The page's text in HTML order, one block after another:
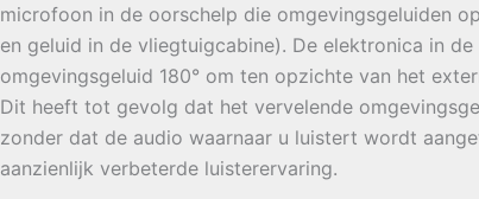
microfoon in de oorschelp die omgevingsgeluiden
en geluid in de vliegtuigcabine). De elektronica in
omgevingsgeluid 180° om ten opzichte van het
Dit heeft tot gevolg dat het vervelende
zonder dat de audio waarnaar u luistert wordt
aanzienlijk verbeterde luisterervaring.